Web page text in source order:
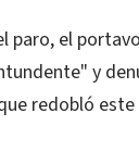
paro, el
y
redobló